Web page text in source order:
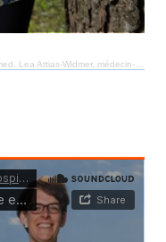
Attias-Widmer, médecin-cheffe en angiologie et du centre vasculaire